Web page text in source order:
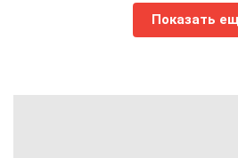
Показать